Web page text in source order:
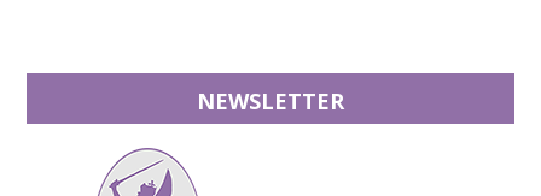
NEWSLETTER